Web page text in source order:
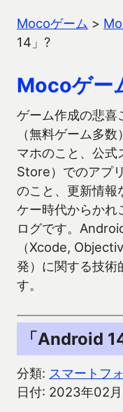
Mocoゲーム >
14」?
Mocoゲー
ゲーム作成の悲喜
（無料ゲーム多
マホのこと、公
Store）でのアプ
のこと、更新情報
ケー時代からか
ログです。
（Xcode,
発）に関する技術
す。
「Android
分類: スマートフ
日付: 2023年02月